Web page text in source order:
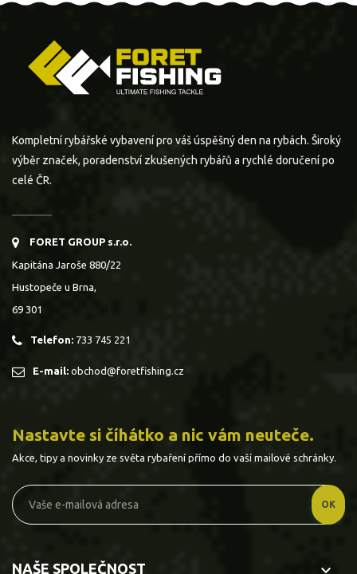
Kompletní rybářské vybavení pro váš úspěšný den na rybách. Široký
výběr značek, poradenství zkušených rybářů a rychlé doručení po
celé ČR.
FORET GROUP s.r.o.
Kapitána Jaroše 880/22
Hustopeče u Brna,
69 301
Telefon: 733 745 221
E-mail: obchod@foretfishing.cz
Nastavte si číhátko a nic vám neuteče.
Akce, tipy a novinky ze světa rybaření přímo do vaší mailové schránky.
NAŠE SPOLEČNOST